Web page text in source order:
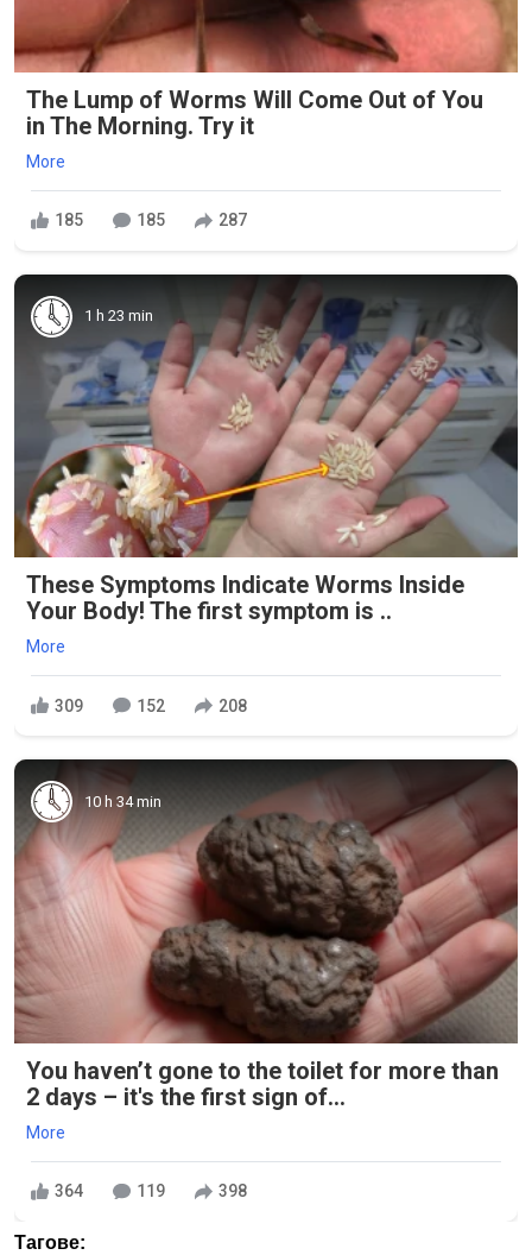
The Lump of Worms Will Come Out of You
in The Morning. Try it
More
185 185 287
1 h 23 min
These Symptoms Indicate Worms Inside
Your Body! The first symptom is ..
More
309 152 208
10 h 34 min
You haven’t gone to the toilet for more than
2 days – it's the first sign of...
More
364 119 398
Тагове: